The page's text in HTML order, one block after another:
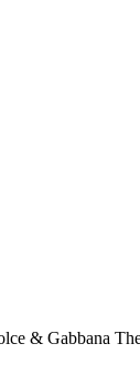
& Gabbana